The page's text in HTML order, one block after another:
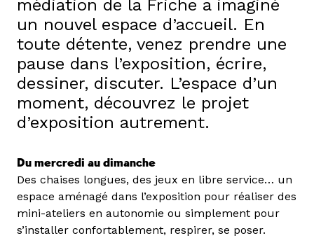
médiation de la Friche a imaginé
un nouvel espace d’accueil. En
toute détente, venez prendre une
pause dans l’exposition, écrire,
dessiner, discuter. L’espace d’un
moment, découvrez le projet
d’exposition autrement.
Du mercredi au dimanche
Des chaises longues, des jeux en libre service… un
espace aménagé dans l’exposition pour réaliser des
mini-ateliers en autonomie ou simplement pour
s’installer confortablement, respirer, se poser.